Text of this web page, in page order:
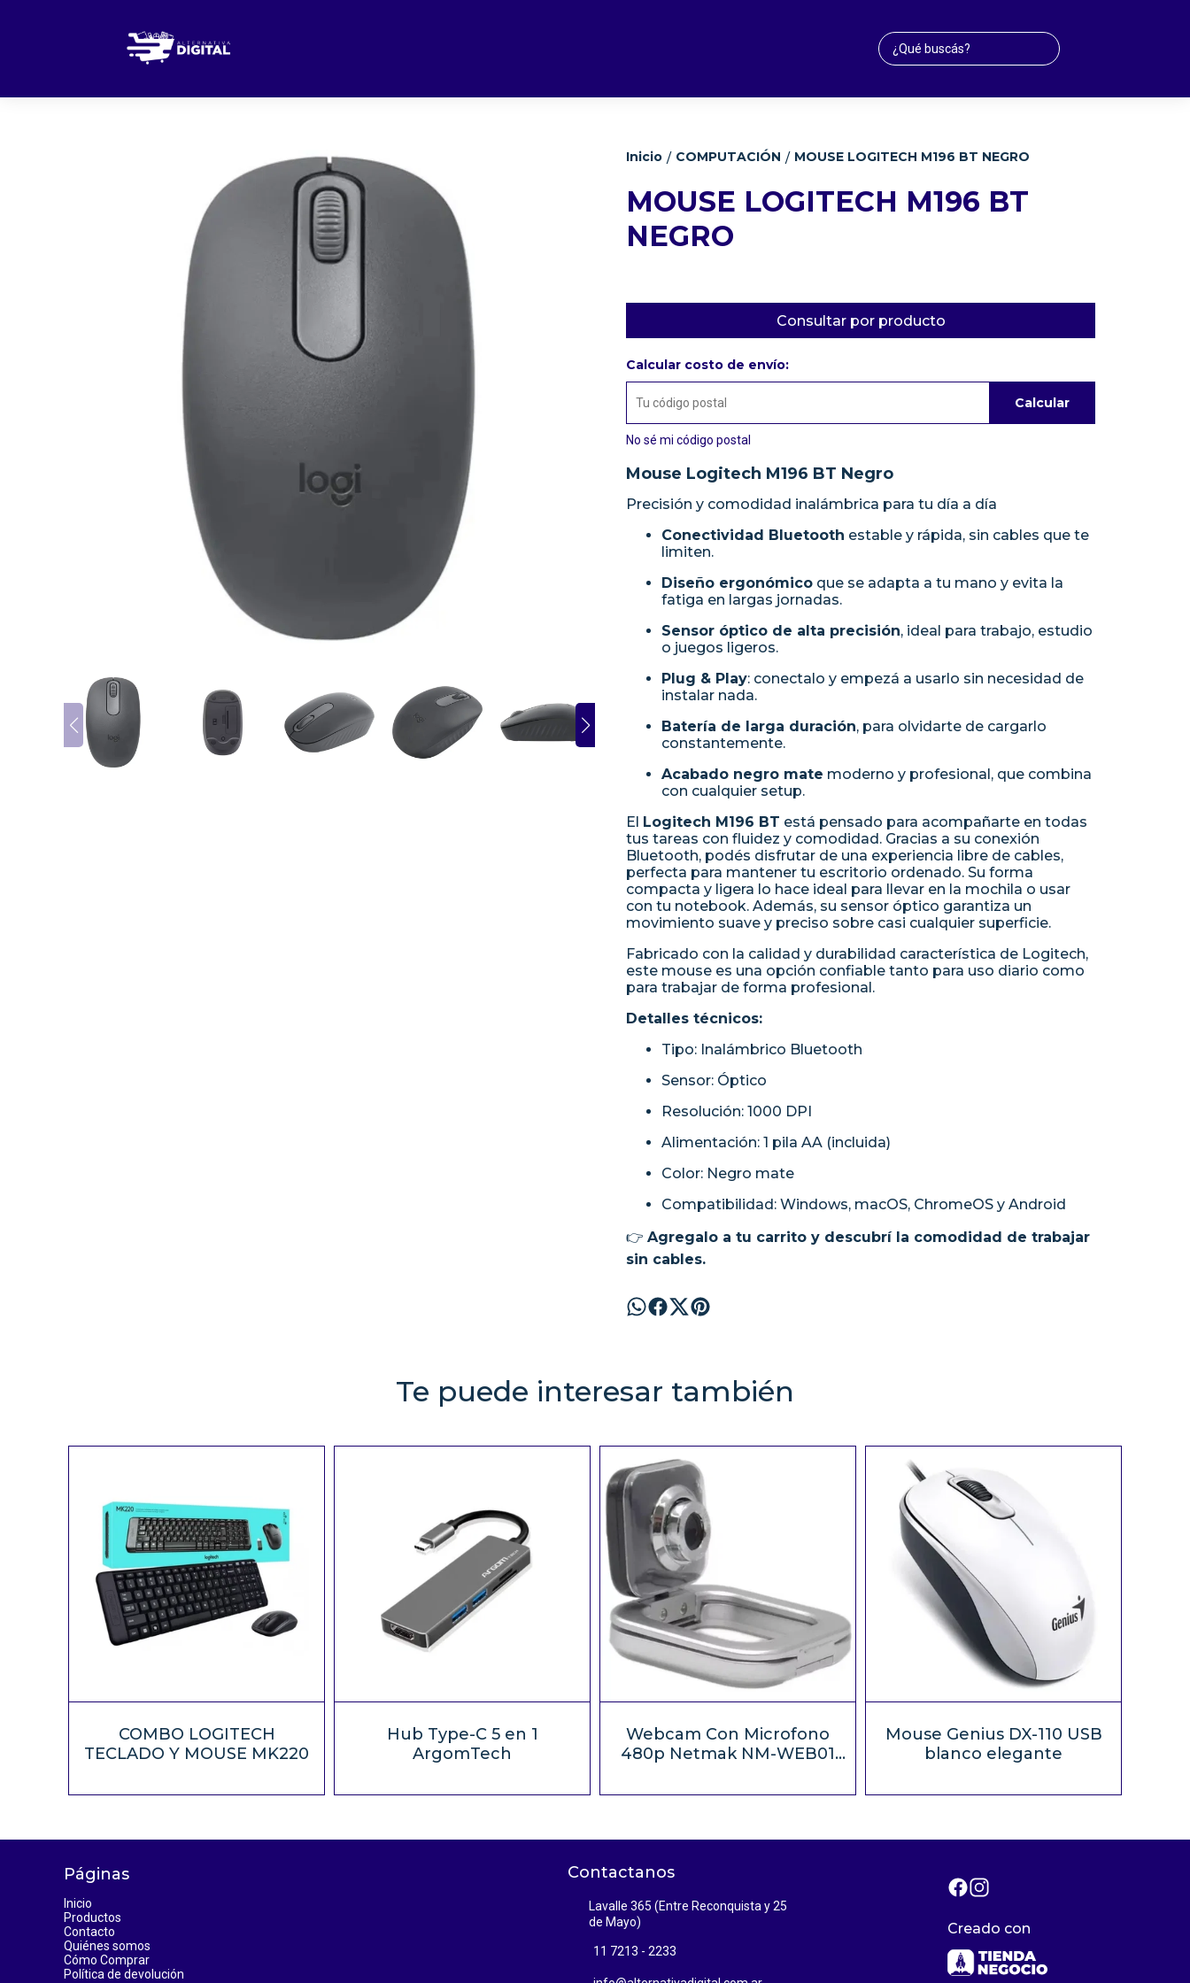
Inicio / COMPUTACIÓN / MOUSE LOGITECH M196 BT NEGRO
MOUSE LOGITECH M196 BT
NEGRO
Consultar por producto
Calcular costo de envío:
Calcular
No sé mi código postal
Mouse Logitech M196 BT Negro
Precisión y comodidad inalámbrica para tu día a día
Conectividad Bluetooth estable y rápida, sin cables que te
limiten.
Diseño ergonómico que se adapta a tu mano y evita la
fatiga en largas jornadas.
Sensor óptico de alta precisión, ideal para trabajo, estudio
o juegos ligeros.
Plug & Play: conectalo y empezá a usarlo sin necesidad de
instalar nada.
Batería de larga duración, para olvidarte de cargarlo
constantemente.
Acabado negro mate moderno y profesional, que combina
con cualquier setup.
El Logitech M196 BT está pensado para acompañarte en todas
tus tareas con fluidez y comodidad. Gracias a su conexión
Bluetooth, podés disfrutar de una experiencia libre de cables,
perfecta para mantener tu escritorio ordenado. Su forma
compacta y ligera lo hace ideal para llevar en la mochila o usar
con tu notebook. Además, su sensor óptico garantiza un
movimiento suave y preciso sobre casi cualquier superficie.
Fabricado con la calidad y durabilidad característica de Logitech,
este mouse es una opción confiable tanto para uso diario como
para trabajar de forma profesional.
Detalles técnicos:
Tipo: Inalámbrico Bluetooth
Sensor: Óptico
Resolución: 1000 DPI
Alimentación: 1 pila AA (incluida)
Color: Negro mate
Compatibilidad: Windows, macOS, ChromeOS y Android
👉 Agregalo a tu carrito y descubrí la comodidad de trabajar
sin cables.
Te puede interesar también
COMBO LOGITECH
TECLADO Y MOUSE MK220
Hub Type-C 5 en 1
ArgomTech
Webcam Con Microfono
480p Netmak NM-WEB01
Mouse Genius DX-110 USB
blanco elegante
Páginas
Inicio
Productos
Contacto
Quiénes somos
Cómo Comprar
Política de devolución
Contactanos
Lavalle 365 (Entre Reconquista y 25
de Mayo)
11 7213 - 2233
Creado con